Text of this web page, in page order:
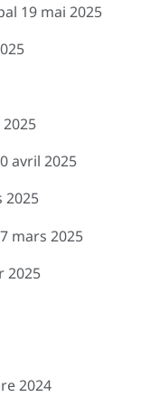
19 mai 2025
avril 2025
2025
mars 2025
2025
2024